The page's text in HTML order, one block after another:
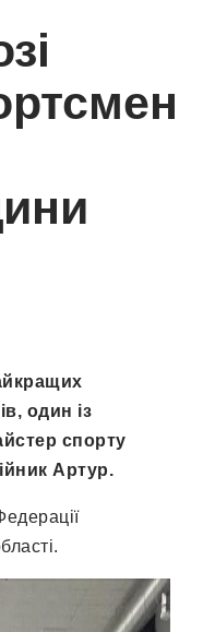
один із
спорту
Артур.